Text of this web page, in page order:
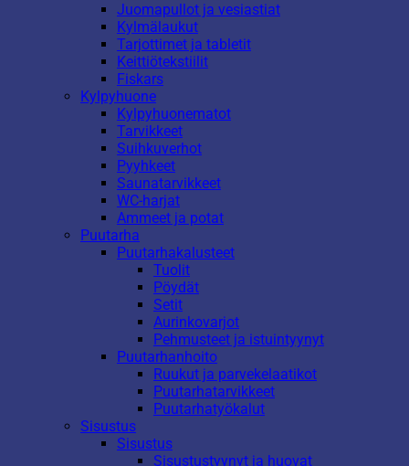
Juomapullot ja vesiastiat
Kylmälaukut
Tarjottimet ja tabletit
Keittiötekstiilit
Fiskars
Kylpyhuone
Kylpyhuonematot
Tarvikkeet
Suihkuverhot
Pyyhkeet
Saunatarvikkeet
WC-harjat
Ammeet ja potat
Puutarha
Puutarhakalusteet
Tuolit
Pöydät
Setit
Aurinkovarjot
Pehmusteet ja istuintyynyt
Puutarhanhoito
Ruukut ja parvekelaatikot
Puutarhatarvikkeet
Puutarhatyökalut
Sisustus
Sisustus
Sisustustyynyt ja huovat